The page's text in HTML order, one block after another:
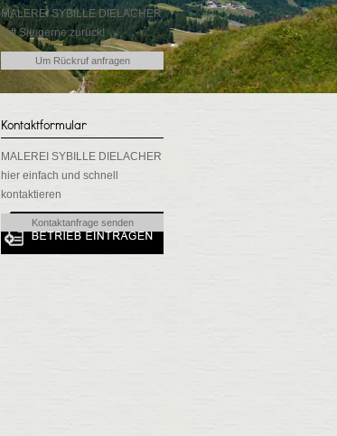
MALEREI SYBILLE DIELACHER
ruft Sie gerne zurück!
Um Rückruf anfragen
Kontaktformular
MALEREI SYBILLE DIELACHER
hier einfach und schnell
kontaktieren
Kontaktanfrage senden